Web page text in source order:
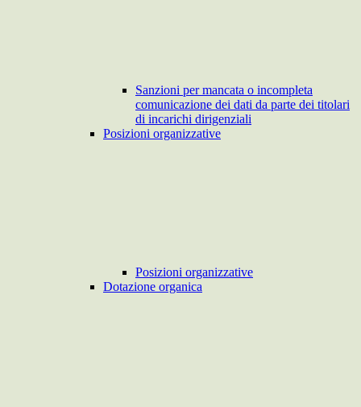
Sanzioni per mancata o incompleta
comunicazione dei dati da parte dei titolari
di incarichi dirigenziali
Posizioni organizzative
Posizioni organizzative
Dotazione organica